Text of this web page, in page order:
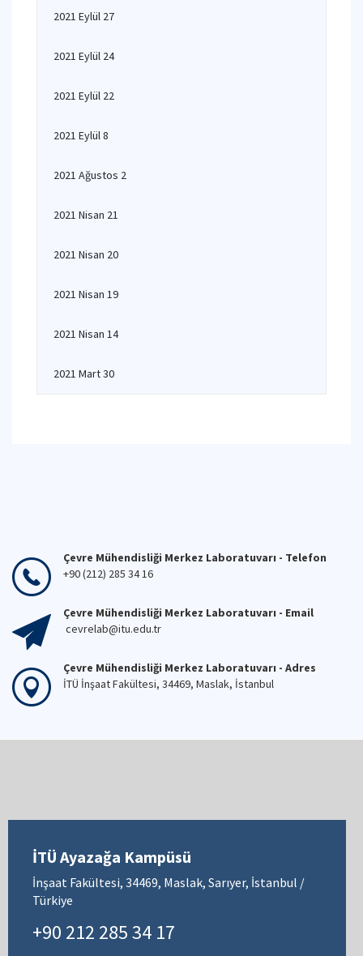
2021 Eylül 27
2021 Eylül 24
2021 Eylül 22
2021 Eylül 8
2021 Ağustos 2
2021 Nisan 21
2021 Nisan 20
2021 Nisan 19
2021 Nisan 14
2021 Mart 30
Çevre Mühendisliği Merkez Laboratuvarı - Telefon
+90 (212) 285 34 16
Çevre Mühendisliği Merkez Laboratuvarı - Email
cevrelab@itu.edu.tr
Çevre Mühendisliği Merkez Laboratuvarı - Adres
İTÜ İnşaat Fakültesi, 34469, Maslak, İstanbul
İTÜ Ayazağa Kampüsü
İnşaat Fakültesi, 34469, Maslak, Sarıyer, İstanbul /
Türkiye
+90 212 285 34 17